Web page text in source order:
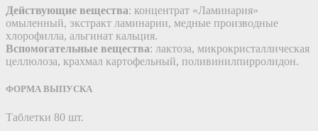
Действующие вещества: концентрат «Ламинария»
омыленный, экстракт ламинарии, медные производные
хлорофилла, альгинат кальция.
Вспомогательные вещества: лактоза, микрокристаллическая
целлюлоза, крахмал картофельный, поливинилпирролидон.
ФОРМА ВЫПУСКА
Таблетки 80 шт.